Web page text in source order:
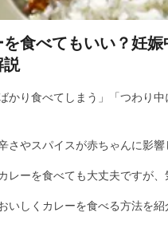
食べてもいい？妊
説
かり食べてしまう」「つわり
さやスパイスが赤ちゃんに影響
レーを食べても大丈夫ですが、
いしくカレーを食べる方法を紹